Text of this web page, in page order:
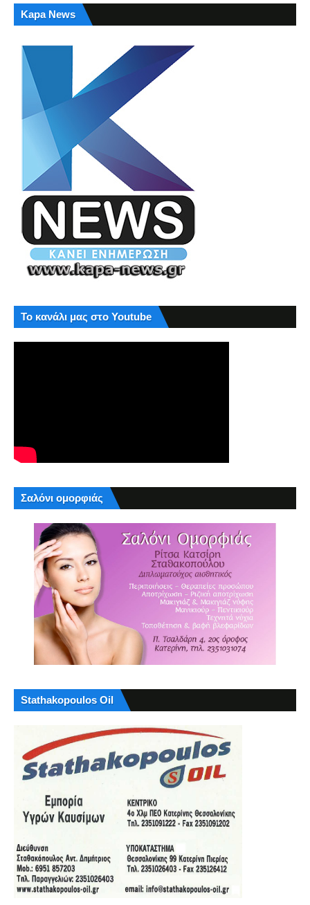
Kapa News
Το κανάλι μας στο Youtube
Σαλόνι ομορφιάς
Stathakopoulos Oil